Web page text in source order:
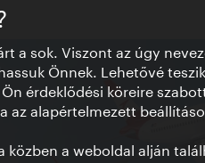
a sok. Viszont az úgy
Önnek. Lehetővé
érdeklődési köreire
az alapértelmezett
a weboldal alján